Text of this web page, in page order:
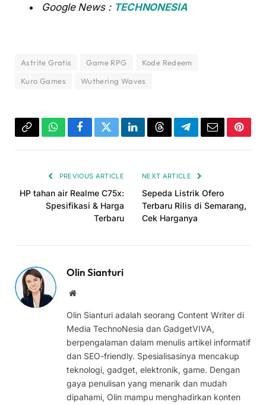
Google News : TECHNONESIA
Astrite Gratis Game RPG
Kode Redeem
Kuro Games
Wuthering Waves
Copy WhatsAppFacebookTwitterLinkedInThreadsTelegramEmail
PREVIOUS ARTICLE
HP tahan air Realme C75x:
Spesifikasi & Harga
Terbaru
NEXT ARTICLE
Sepeda Listrik Ofero
Terbaru Rilis di Semarang,
Cek Harganya
Olin Sianturi
Website
Olin Sianturi adalah seorang Content Writer di
Media TechnoNesia dan GadgetVIVA,
berpengalaman dalam menulis artikel informatif
dan SEO-friendly. Spesialisasinya mencakup
teknologi, gadget, elektronik, game. Dengan
gaya penulisan yang menarik dan mudah
dipahami, Olin mampu menghadirkan konten